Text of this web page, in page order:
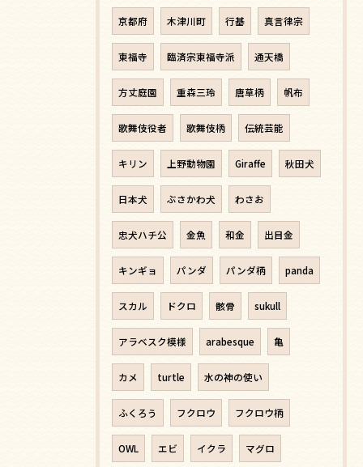
京都府 木津川町 行基 真言律宗
東福寺 臨済宗東福寺派 通天橋
方丈庭園 重森三玲 唐草柄 帆布
歌舞伎役者 歌舞伎柄 伝統芸能
キリン 上野動物園 Giraffe 秋田犬
日本犬 ぶさかわ犬 わさお
忠犬ハチ公 金魚 和金 出目金
キンギョ パンダ パンダ柄 panda
スカル ドクロ 骸骨 sukull
アラベスク模様 arabesque 亀
カメ turtle 水の神の使い
ふくろう フクロウ フクロウ柄
OWL エビ イクラ マグロ